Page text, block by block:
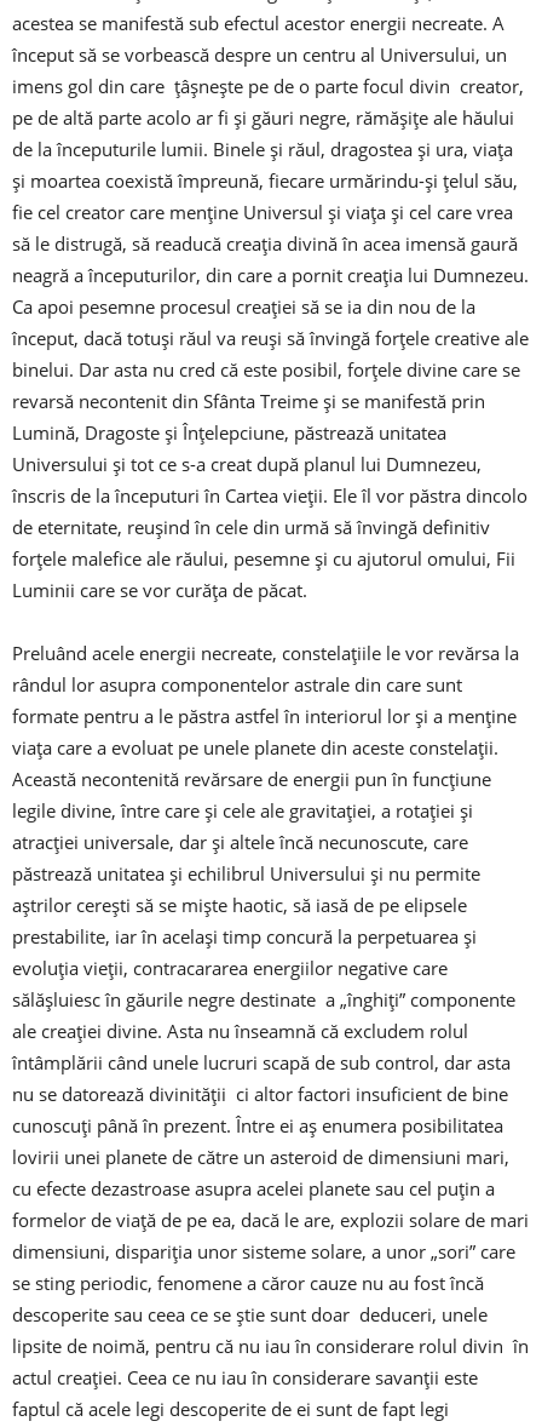
acestea se manifestă sub efectul acestor energii necreate. A
început să se vorbească despre un centru al Universului, un
imens gol din care țâșnește pe de o parte focul divin creator,
pe de altă parte acolo ar fi și găuri negre, rămășițe ale hăului
de la începuturile lumii. Binele și răul, dragostea și ura, viața
și moartea coexistă împreună, fiecare urmărindu-și țelul său,
fie cel creator care menține Universul și viața și cel care vrea
să le distrugă, să readucă creația divină în acea imensă gaură
neagră a începuturilor, din care a pornit creația lui Dumnezeu.
Ca apoi pesemne procesul creației să se ia din nou de la
început, dacă totuși răul va reuși să învingă forțele creative ale
binelui. Dar asta nu cred că este posibil, forțele divine care se
revarsă necontenit din Sfânta Treime și se manifestă prin
Lumină, Dragoste și Înțelepciune, păstrează unitatea
Universului și tot ce s-a creat după planul lui Dumnezeu,
înscris de la începuturi în Cartea vieții. Ele îl vor păstra dincolo
de eternitate, reușind în cele din urmă să învingă definitiv
forțele malefice ale răului, pesemne și cu ajutorul omului, Fii
Luminii care se vor curăța de păcat.
Preluând acele energii necreate, constelațiile le vor revărsa la
rândul lor asupra componentelor astrale din care sunt
formate pentru a le păstra astfel în interiorul lor și a menține
viața care a evoluat pe unele planete din aceste constelații.
Această necontenită revărsare de energii pun în funcțiune
legile divine, între care și cele ale gravitației, a rotației și
atracției universale, dar și altele încă necunoscute, care
păstrează unitatea și echilibrul Universului și nu permite
aștrilor cerești să se miște haotic, să iasă de pe elipsele
prestabilite, iar în același timp concură la perpetuarea și
evoluția vieții, contracararea energiilor negative care
sălășluiesc în găurile negre destinate a „înghiți” componente
ale creației divine. Asta nu înseamnă că excludem rolul
întâmplării când unele lucruri scapă de sub control, dar asta
nu se datorează divinității ci altor factori insuficient de bine
cunoscuți până în prezent. Între ei aș enumera posibilitatea
lovirii unei planete de către un asteroid de dimensiuni mari,
cu efecte dezastroase asupra acelei planete sau cel puțin a
formelor de viață de pe ea, dacă le are, explozii solare de mari
dimensiuni, dispariția unor sisteme solare, a unor „sori” care
se sting periodic, fenomene a căror cauze nu au fost încă
descoperite sau ceea ce se știe sunt doar deduceri, unele
lipsite de noimă, pentru că nu iau în considerare rolul divin în
actul creației. Ceea ce nu iau în considerare savanții este
faptul că acele legi descoperite de ei sunt de fapt legi